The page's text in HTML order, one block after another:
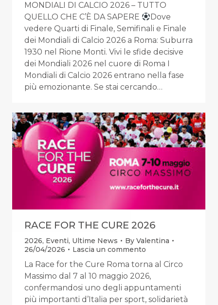
MONDIALI DI CALCIO 2026 – TUTTO
QUELLO CHE C’È DA SAPERE
Dove
vedere Quarti di Finale, Semifinali e Finale
dei Mondiali di Calcio 2026 a Roma: Suburra
1930 nel Rione Monti. Vivi le sfide decisive
dei Mondiali 2026 nel cuore di Roma I
Mondiali di Calcio 2026 entrano nella fase
più emozionante. Se stai cercando…
RACE FOR THE CURE 2026
2026, Eventi, Ultime News By Valentina
26/04/2026
Lascia un commento
La Race for the Cure Roma torna al Circo
Massimo dal 7 al 10 maggio 2026,
confermandosi uno degli appuntamenti
più importanti d’Italia per sport, solidarietà